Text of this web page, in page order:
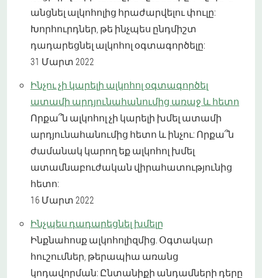
անցնել ալկոհոլից հրաժարվելու փուլը:
Խորհուրդներ, թե ինչպես ընդմիշտ
դադարեցնել ալկոհոլ օգտագործելը:
31 Մարտ 2022
Ինչու չի կարելի ալկոհոլ օգտագործել
ատամի արդյունահանումից առաջ և հետո
Որքա՞ն ալկոհոլ չի կարելի խմել ատամի
արդյունահանումից հետո և ինչու: Որքա՞ն
ժամանակ կարող եք ալկոհոլ խմել
ատամնաբուժական վիրահատությունից
հետո:
16 Մարտ 2022
Ինչպես դադարեցնել խմելը
Ինքնահոսք ալկոհոլիզմից. Օգտակար
հուշումներ, թերապիա առանց
կոդավորման: Ընտանիքի անդամների դերը